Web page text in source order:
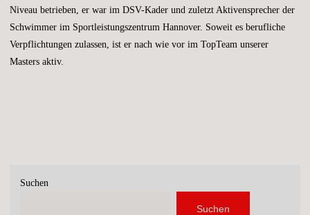
Niveau betrieben, er war im DSV-Kader und zuletzt Aktivensprecher der
Schwimmer im Sportleistungszentrum Hannover. Soweit es berufliche
Verpflichtungen zulassen, ist er nach wie vor im TopTeam unserer
Masters aktiv.
Suchen
Suchen